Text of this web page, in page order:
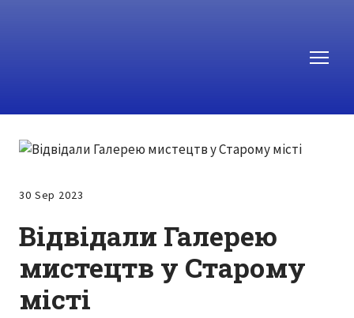
30 Sep 2023
Відвідали Галерею
мистецтв у Старому
місті